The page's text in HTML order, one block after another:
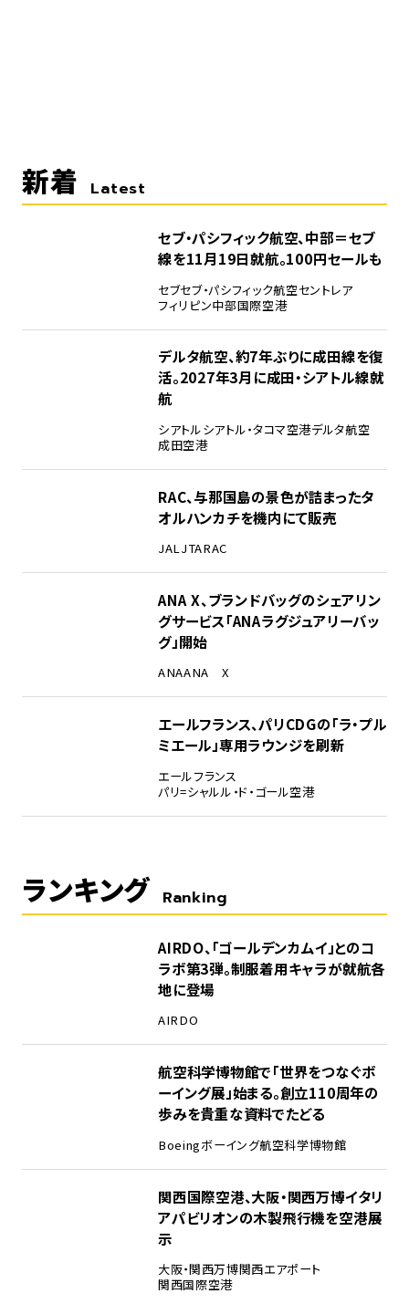
新着 Latest
セブ・パシフィック航空、中部＝セブ
線を11月19日就航。100円セールも
セブセブ・パシフィック航空セントレア
フィリピン中部国際空港
デルタ航空、約7年ぶりに成田線を復
活。2027年3月に成田・シアトル線就
航
シアトルシアトル・タコマ空港デルタ航空
成田空港
RAC、与那国島の景色が詰まったタ
オルハンカチを機内にて販売
JALJTARAC
ANA X、ブランドバッグのシェアリン
グサービス「ANAラグジュアリーバッ
グ」開始
ANAANA X
エールフランス、パリCDGの「ラ・プル
ミエール」専用ラウンジを刷新
エールフランス
パリ=シャルル・ド・ゴール空港
ランキング Ranking
AIRDO、「ゴールデンカムイ」とのコ
ラボ第3弾。制服着用キャラが就航各
地に登場
AIRDO
航空科学博物館で「世界をつなぐボ
ーイング展」始まる。創立110周年の
歩みを貴重な資料でたどる
Boeingボーイング航空科学博物館
関西国際空港、大阪・関西万博イタリ
アパビリオンの木製飛行機を空港展
示
大阪・関西万博関西エアポート
関西国際空港